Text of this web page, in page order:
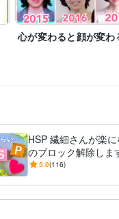
心が変わると顔が変わ
HSP 繊細さんが楽
のブロック解除しま
疲れやすく「生きづ
5.0(116)